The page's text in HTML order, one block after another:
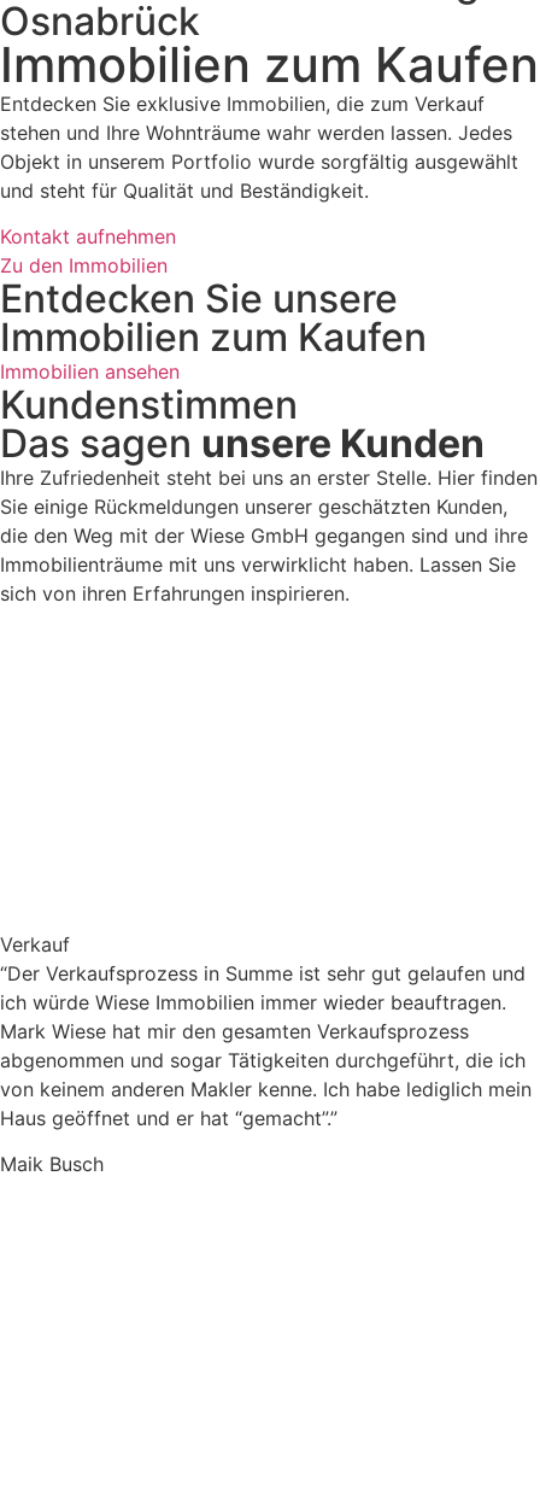
Osnabrück
Immobilien zum Kaufen
Entdecken Sie exklusive Immobilien, die zum Verkauf
stehen und Ihre Wohnträume wahr werden lassen. Jedes
Objekt in unserem Portfolio wurde sorgfältig ausgewählt
und steht für Qualität und Beständigkeit.
Kontakt aufnehmen
Zu den Immobilien
Entdecken Sie unsere
Immobilien zum Kaufen
Immobilien ansehen
Kundenstimmen
Das sagen unsere Kunden
Ihre Zufriedenheit steht bei uns an erster Stelle. Hier finden
Sie einige Rückmeldungen unserer geschätzten Kunden,
die den Weg mit der Wiese GmbH gegangen sind und ihre
Immobilienträume mit uns verwirklicht haben. Lassen Sie
sich von ihren Erfahrungen inspirieren.
Verkauf
“Der Verkaufsprozess in Summe ist sehr gut gelaufen und
ich würde Wiese Immobilien immer wieder beauftragen.
Mark Wiese hat mir den gesamten Verkaufsprozess
abgenommen und sogar Tätigkeiten durchgeführt, die ich
von keinem anderen Makler kenne. Ich habe lediglich mein
Haus geöffnet und er hat “gemacht”.”
Maik Busch